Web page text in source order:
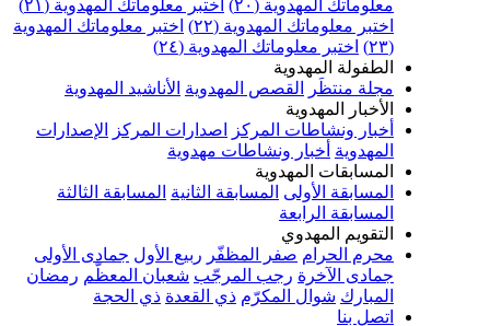
المهدوية (٢٠)
اختبر معلوماتك المهدوية (٢١)
معلوماتك المهدوية (٢٢)
اختبر معلوماتك المهدوية
اختبر معلوماتك المهدوية (٢٤)
المهدوية
منتظَر
القصص المهدوية الأناشيد المهدوية
المهدوية
ونشاطات المركز اصدارات المركز الإصدارات
أخبار ونشاطات مهدوية
المهدوية
الأولى المسابقة الثانية المسابقة الثالثة
الرابعة
المهدوي
الحرام
صفر المظفّر ربيع الأول جمادى الأولى
رجب المرجّب شعبان المعظّم رمضان
شوال المكرّم ذي القعدة ذي الحجة